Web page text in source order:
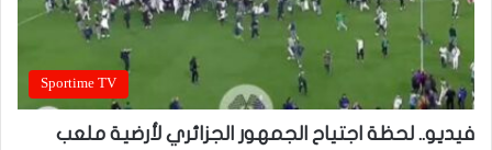
Sportime TV
فيديو.. لحظة اجتياح الجمهور الجزائري لأرضية ملعب